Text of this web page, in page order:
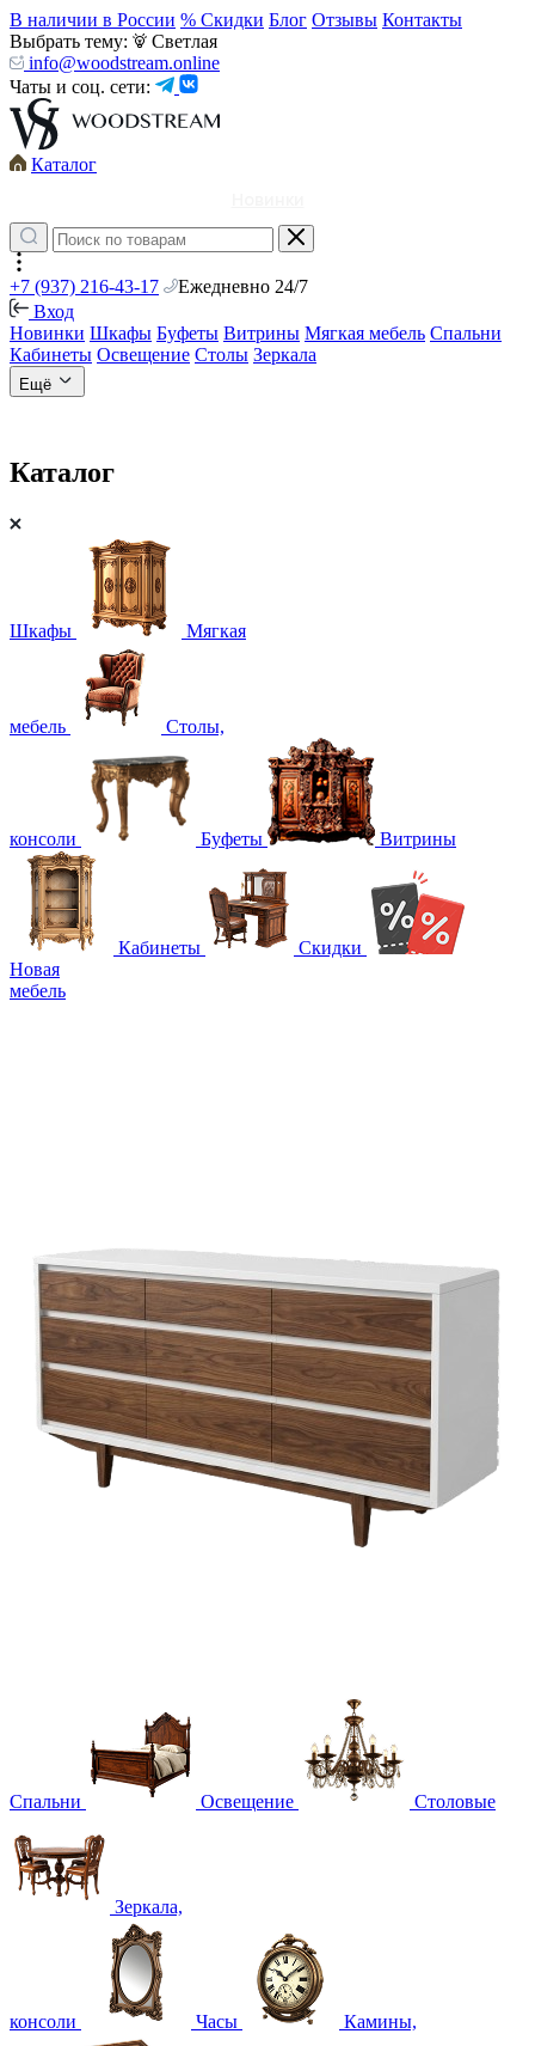
В наличии в России % Скидки Блог Отзывы Контакты
Выбрать тему:
Светлая
info@woodstream.online
Чаты и соц. сети:
Каталог
+7 (937) 216-43-17
Ежедневно 24/7
Вход
Новинки Шкафы Буфеты Витрины Мягкая мебель Спальни
Кабинеты Освещение Столы Зеркала
Ещё
Каталог
Шкафы Мягкая
мебель Столы,
консоли Буфеты Витрины
Кабинеты
Скидки
Новая
мебель
Спальни Освещение Столовые
Зеркала,
консоли Часы Камины,